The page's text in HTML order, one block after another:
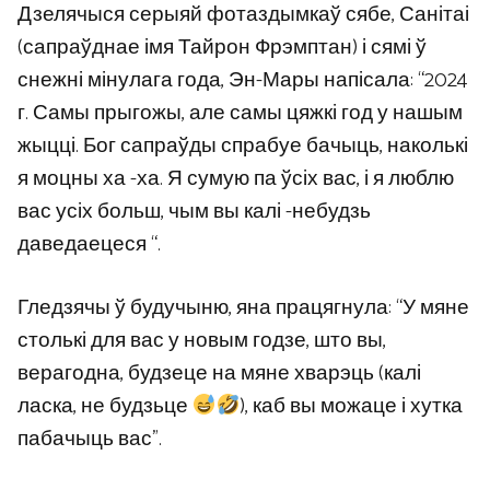
Дзелячыся серыяй фотаздымкаў сябе, Санітаі
(сапраўднае імя Тайрон Фрэмптан) і сямі ў
снежні мінулага года, Эн-Мары напісала: “2024
г. Самы прыгожы, але самы цяжкі год у нашым
жыцці. Бог сапраўды спрабуе бачыць, наколькі
я моцны ха -ха. Я сумую па ўсіх вас, і я люблю
вас усіх больш, чым вы калі -небудзь
даведаецеся “.
Гледзячы ў будучыню, яна працягнула: “У мяне
столькі для вас у новым годзе, што вы,
верагодна, будзеце на мяне хварэць (калі
ласка, не будзьце
), каб вы можаце і хутка
пабачыць вас”.